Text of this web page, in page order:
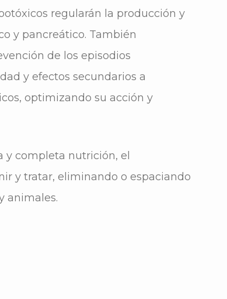
regularán la producción y
y pancreático. También
de los episodios
y efectos secundarios a
optimizando su acción y
y completa nutrición, el
y tratar, eliminando o espaciando
animales.